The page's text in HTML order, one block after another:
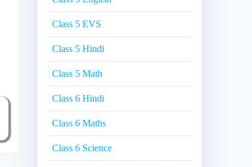
Class 5 EVS
Class 5 Hindi
Class 5 Math
Class 6 Hindi
Class 6 Maths
Class 6 Science